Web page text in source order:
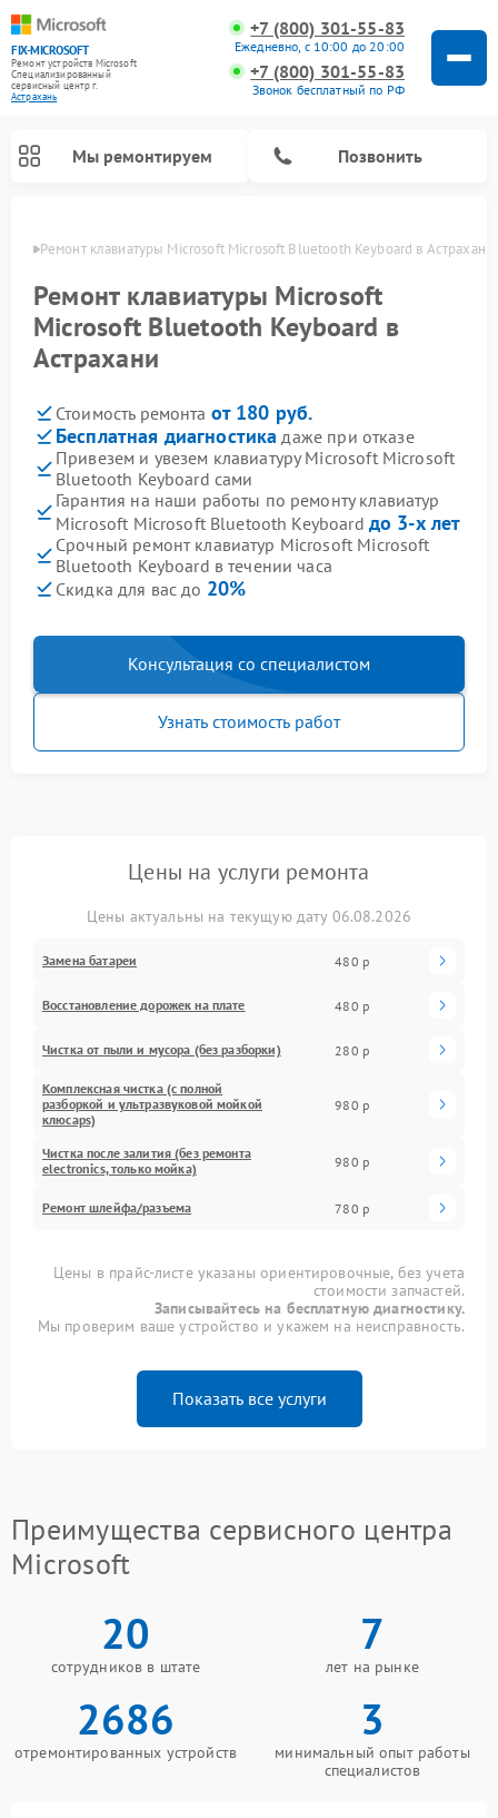
FIX-MICROSOFT
Ремонт устройств Microsoft
Специализированный
cервисный центр г.
Астрахань
+7 (800) 301-55-83
Ежедневно, с 10:00 до 20:00
+7 (800) 301-55-83
Звонок бесплатный по РФ
Мы ремонтируем Позвонить
Ремонт клавиатуры Microsoft Microsoft Bluetooth Keyboard в Астрахани
Ремонт клавиатуры Microsoft
Microsoft Bluetooth Keyboard в
Астрахани
Стоимость ремонта от 180 руб.
Бесплатная диагностика даже при отказе
Привезем и увезем клавиатуру Microsoft Microsoft
Bluetooth Keyboard сами
Гарантия на наши работы по ремонту клавиатур
Microsoft Microsoft Bluetooth Keyboard до 3-х лет
Срочный ремонт клавиатур Microsoft Microsoft
Bluetooth Keyboard в течении часа
Скидка для вас до 20%
Консультация со специалистом
Узнать стоимость работ
Цены на услуги ремонта
Цены актуальны на текущую дату 06.08.2026
Замена батареи 480 р
Восстановление дорожек на плате 480 р
Чистка от пыли и мусора (без разборки) 280 р
Комплексная чистка (с полной
разборкой и ультразвуковой мойкой
клюcaps)
980 р
Чистка после залития (без ремонта
electronics, только мойка)
980 р
Ремонт шлейфа/разъема 780 р
Цены в прайс-листе указаны ориентировочные, без учета
стоимости запчастей.
Записывайтесь на бесплатную диагностику.
Мы проверим ваше устройство и укажем на неисправность.
Показать все услуги
Преимущества сервисного центра
Microsoft
20
сотрудников в штате
7
лет на рынке
2686
отремонтированных устройств
3
минимальный опыт работы
специалистов